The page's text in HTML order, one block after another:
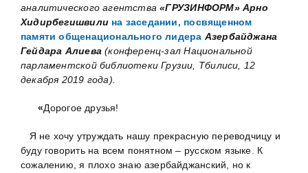
аналитического агентства«ГРУЗИНФОРМ» Арно
Хидирбегишвили на заседании, посвященном
памяти общенационального лидера Азербайджана
Гейдара Алиева(конференц-зал Национальной
парламентской библиотеки Грузии, Тбилиси, 12
декабря 2019 года).
«Дорогое друзья!
Я не хочу утруждать нашу прекрасную переводчицу и
буду говорить на всем понятном – русском языке. К
сожалению, я плохо знаю азербайджанский, но к